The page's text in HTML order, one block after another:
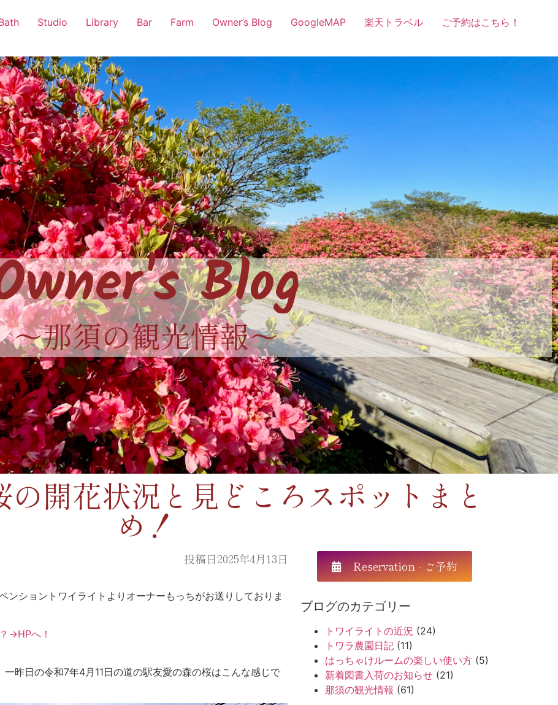
Studio Library Bar Farm Owner’s Blog GoogleMAP 楽天トラベル ご予約はこちら！
Blog
〜那須の観光情報〜
の開花状況と見どころスポットまと
め！
投稿日2025年4月13日
ンショントワイライトよりオーナーもっちがお送りしておりま
→HPへ！
昨日の令和7年4月11日の道の駅友愛の森の桜はこんな感じで
Reservation - ご予約
ブログのカテゴリー
トワイライトの近況 (24)
トワラ農園日記(11)
はっちゃけルームの楽しい使い方(5)
新着図書入荷のお知らせ(21)
那須の観光情報 (61)